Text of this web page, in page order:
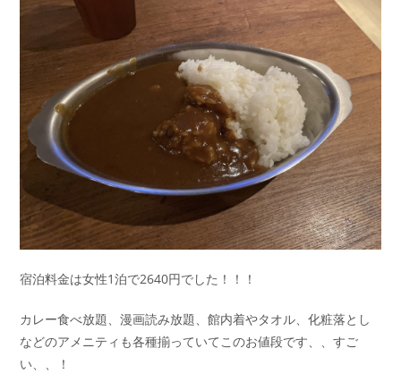
宿泊料金は女性1泊で2640円でした！！！
カレー食べ放題、漫画読み放題、館内着やタオル、化粧落とし
などのアメニティも各種揃っていてこのお値段です、、すご
い、、！